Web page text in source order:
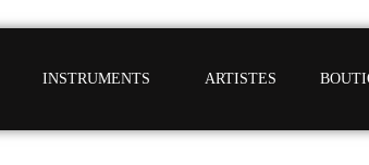
INSTRUMENTS ARTISTES